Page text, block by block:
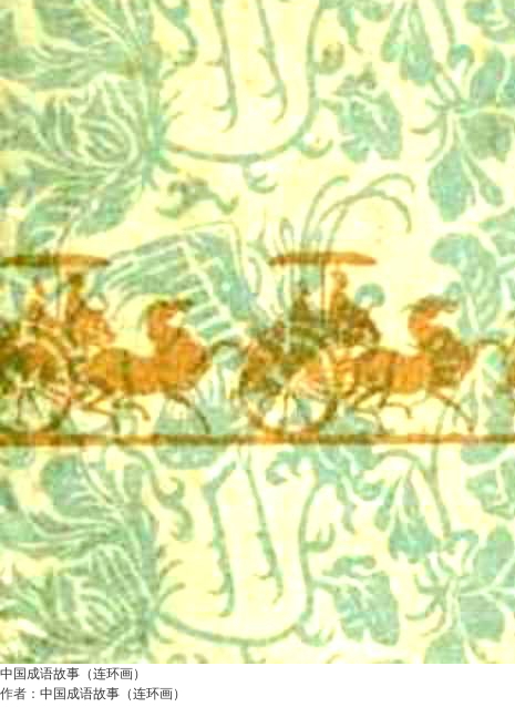
中国成语故事（连环画）
作者： 中国成语故事（连环画）